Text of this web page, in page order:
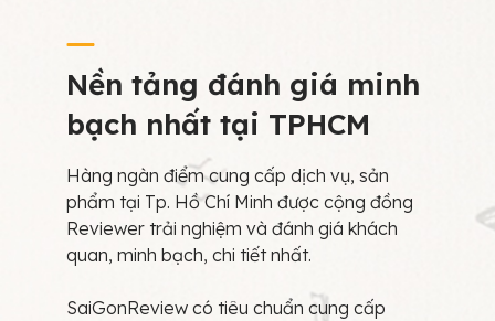
Nền tảng đánh giá minh
bạch nhất tại TPHCM
Hàng ngàn điểm cung cấp dịch vụ, sản
phẩm tại Tp. Hồ Chí Minh được cộng đồng
Reviewer trải nghiệm và đánh giá khách
quan, minh bạch, chi tiết nhất.
SaiGonReview có tiêu chuẩn cung cấp